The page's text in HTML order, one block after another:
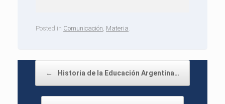
Posted in Comunicación Materia
← Historia de la Educación Argentina…